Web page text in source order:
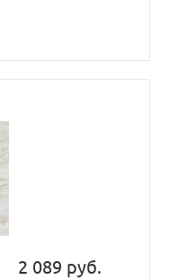
2 089 руб.